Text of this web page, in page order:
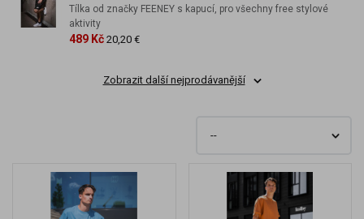
Tílka od značky FEENEY s kapucí, pro všechny free stylové
aktivity
489 Kč 20,20 €
Zobrazit další nejprodávanější